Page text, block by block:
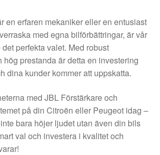
frakt
en erfaren mekaniker eller en entusiast
med egna bilförbättringar, är vår
perfekta valet. Med robust
hög prestanda är detta en investering
dina kunder kommer att uppskatta.
med JBL Förstärkare och
på din Citroën eller Peugeot idag –
bara höjer ljudet utan även din bils
val och investera i kvalitet och